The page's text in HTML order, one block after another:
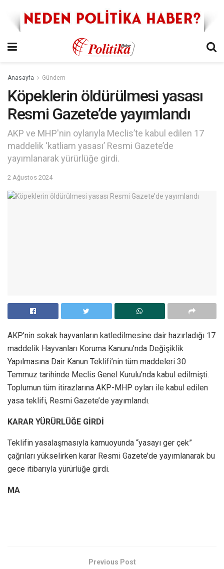
Anasayfa Gündem
Köpeklerin öldürülmesi yasası
Resmi Gazete’de yayımlandı
AKP ve MHP'nin oylarıyla Meclis’te kabul edilen 17
maddelik ‘katliam yasası’ Resmi Gazete’de
yayımlanarak yürürlüğe girdi.
2 Ağustos 2024
AKP’nin sokak hayvanların katledilmesine dair hazırladığı 17
maddelik Hayvanları Koruma Kanunu’nda Değişiklik
Yapılmasına Dair Kanun Teklifi’nin tüm maddeleri 30
Temmuz tarihinde Meclis Genel Kurulu’nda kabul edilmişti.
Toplumun tüm itirazlarına AKP-MHP oyları ile kabul edilen
yasa teklifi, Resmi Gazete’de yayımlandı.
KARAR YÜRÜRLÜĞE GİRDİ
Teklifin yasalaşmasıyla kamuoyunda “yasayı ger çek”
çağrıları yükselirken karar Resmi Gazete’de yayımlanarak bu
gece itibarıyla yürürlüğe girdi.
MA
Previous Post